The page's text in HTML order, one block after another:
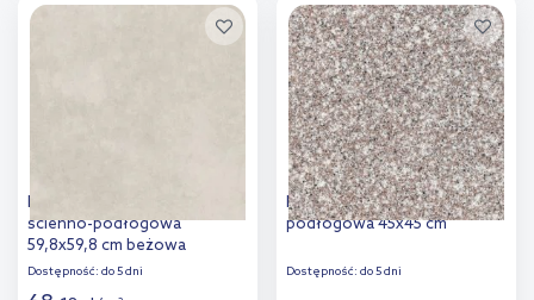
Dodaj do
porównania
Paradyż Uniwersalne płytka
ścienno-podłogowa
59,8x59,8 cm beżowa
Dostępność: do 5 dni
Iryda płytka ścienno-
podłogowa 45x45 cm
Dostępność: do 5 dni